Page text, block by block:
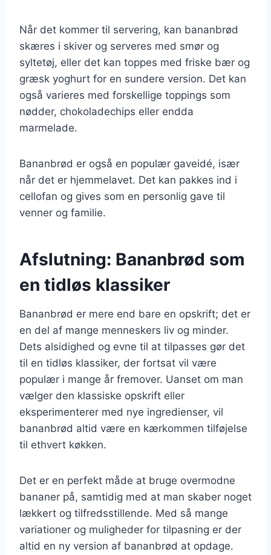
Når det kommer til servering, kan bananbrød
skæres i skiver og serveres med smør og
syltetøj, eller det kan toppes med friske bær og
græsk yoghurt for en sundere version. Det kan
også varieres med forskellige toppings som
nødder, chokoladechips eller endda
marmelade.
Bananbrød er også en populær gaveidé, især
når det er hjemmelavet. Det kan pakkes ind i
cellofan og gives som en personlig gave til
venner og familie.
Afslutning: Bananbrød som
en tidløs klassiker
Bananbrød er mere end bare en opskrift; det er
en del af mange menneskers liv og minder.
Dets alsidighed og evne til at tilpasses gør det
til en tidløs klassiker, der fortsat vil være
populær i mange år fremover. Uanset om man
vælger den klassiske opskrift eller
eksperimenterer med nye ingredienser, vil
bananbrød altid være en kærkommen tilføjelse
til ethvert køkken.
Det er en perfekt måde at bruge overmodne
bananer på, samtidig med at man skaber noget
lækkert og tilfredsstillende. Med så mange
variationer og muligheder for tilpasning er der
altid en ny version af bananbrød at opdage.